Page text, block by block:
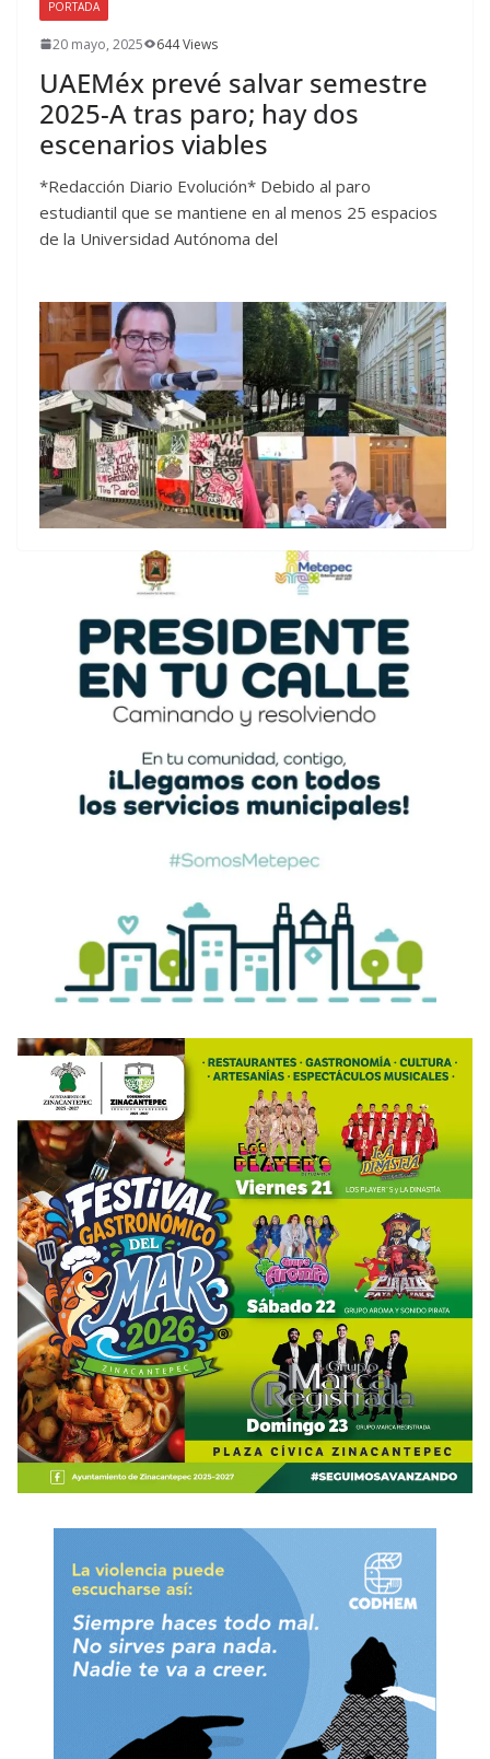
PORTADA
20 mayo, 2025 644 Views
UAEMéx prevé salvar semestre
2025-A tras paro; hay dos
escenarios viables
*Redacción Diario Evolución* Debido al paro
estudiantil que se mantiene en al menos 25 espacios
de la Universidad Autónoma del